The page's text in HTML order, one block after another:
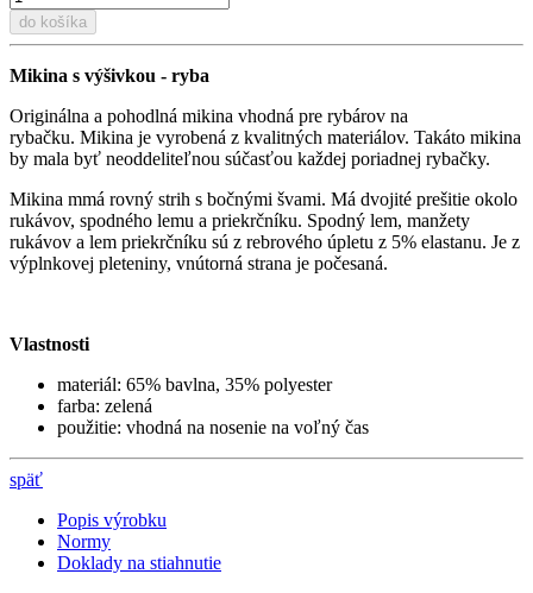
do košíka
Mikina s výšivkou - ryba
Originálna a pohodlná mikina vhodná pre rybárov na
rybačku. Mikina je vyrobená z kvalitných materiálov. Takáto mikina
by mala byť neoddeliteľnou súčasťou každej poriadnej rybačky.
Mikina mmá rovný strih s bočnými švami. Má dvojité prešitie okolo
rukávov, spodného lemu a priekrčníku. Spodný lem, manžety
rukávov a lem priekrčníku sú z rebrového úpletu z 5% elastanu. Je z
výplnkovej pleteniny, vnútorná strana je počesaná.
Vlastnosti
materiál: 65% bavlna, 35% polyester
farba: zelená
použitie: vhodná na nosenie na voľný čas
späť
Popis výrobku
Normy
Doklady na stiahnutie